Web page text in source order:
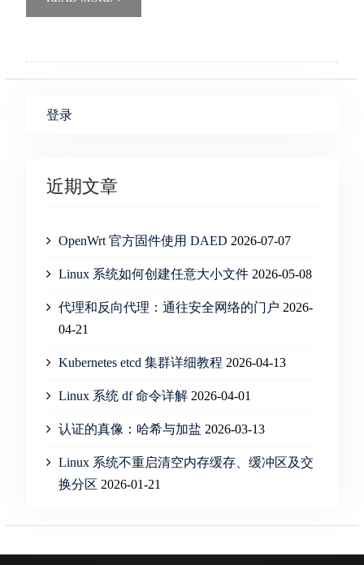
登录
近期文章
OpenWrt 官方固件使用 DAED 2026-07-07
Linux 系统如何创建任意大小文件 2026-05-08
代理和反向代理：通往安全网络的门户 2026-
04-21
Kubernetes etcd 集群详细教程 2026-04-13
Linux 系统 df 命令详解 2026-04-01
认证的真像：哈希与加盐 2026-03-13
Linux 系统不重启清空内存缓存、缓冲区及交
换分区 2026-01-21